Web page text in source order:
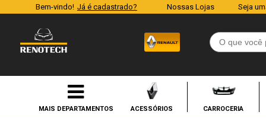
Bem-vindo! Já é cadastrado? Nossas Lojas Seja
ACESSÓRIOS CARROCERIA